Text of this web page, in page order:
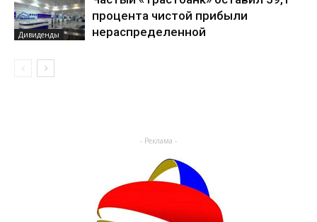
Дивиденды
процента чистой прибыли
нераспределенной
- Реклама -